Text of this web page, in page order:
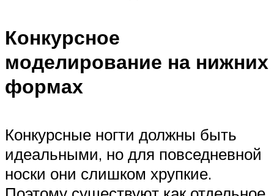
Конкурсное
моделирование на нижних
формах
Конкурсные ногти должны быть
идеальными, но для повседневной
носки они слишком хрупкие.